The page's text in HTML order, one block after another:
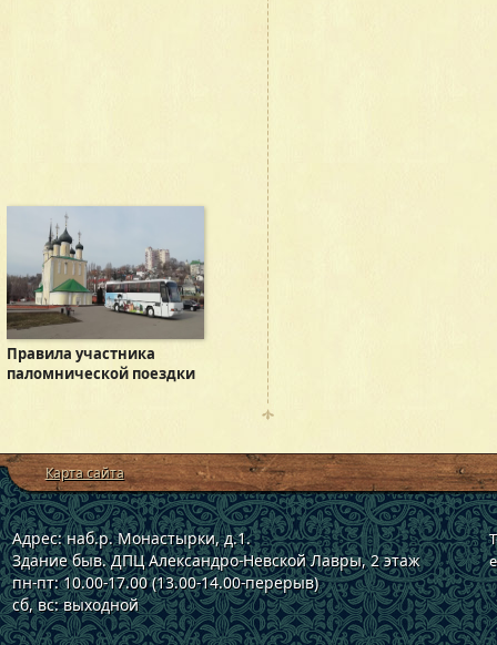
Правила участника
паломнической поездки
Карта сайта
Адрес: наб.р. Монастырки, д.1.
Здание быв. ДПЦ Александро-Невской Лавры, 2 этаж
пн-пт: 10.00-17.00 (13.00-14.00-перерыв)
сб, вс: выходной